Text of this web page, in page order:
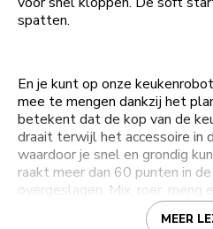
spatten.
En je kunt op onze
mee te mengen dankzij het
betekent dat de kop van de
draait terwijl het accessoire in
waardoor je snel en grondig
raakt meer dan 60 punten in
overgeslagen. Mix, roer, meng
MEER